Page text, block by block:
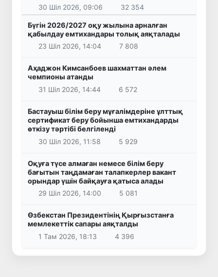
30 Шіл 2026, 09:06 32 354
Бүгін 2026/2027 оқу жылына арналған
қабылдау емтихандары толық аяқталады
23 Шіл 2026, 14:04
7 808
Аҳаджон Кимсанбоев шахматтан әлем
чемпионы атанды
31 Шіл 2026, 14:44
6 572
Бастауыш білім беру мұғалімдеріне ұлттық
сертификат беру бойынша емтихандарды
өткізу тәртібі белгіленді
30 Шіл 2026, 11:58
5 929
Оқуға түсе алмаған немесе білім беру
бағытын таңдамаған талапкерлер вакант
орындар үшін байқауға қатыса алады
29 Шіл 2026, 14:00
5 081
Өзбекстан Президентінің Қырғызстанға
мемлекеттік сапары аяқталды
1 Там 2026, 18:13
4 396